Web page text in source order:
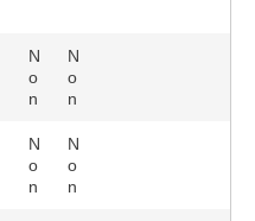
N
o
n
N
o
n
N
o
n
N
o
n